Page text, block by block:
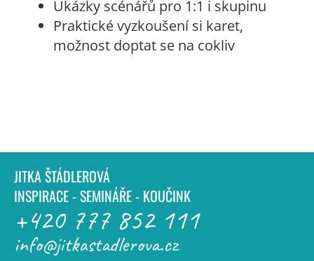
Ukázky scénářů pro 1:1 i skupinu
Praktické vyzkoušení si karet,
možnost doptat se na cokliv
JITKA ŠTÁDLEROVÁ
INSPIRACE - SEMINÁŘE - KOUČINK
+420 777 852 111
info@jitkastadlerova.cz